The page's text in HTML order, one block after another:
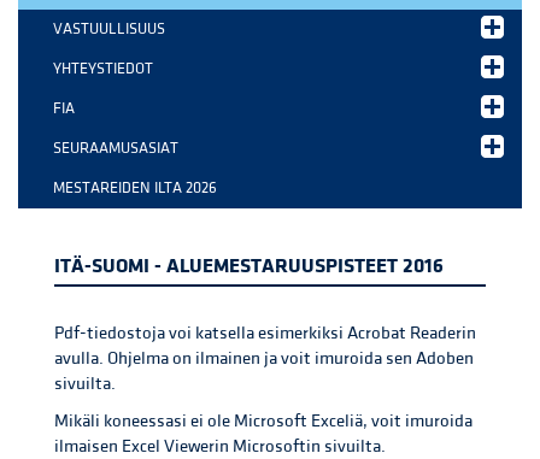
VASTUULLISUUS
YHTEYSTIEDOT
FIA
SEURAAMUSASIAT
MESTAREIDEN ILTA 2026
ITÄ-SUOMI - ALUEMESTARUUSPISTEET 2016
Pdf-tiedostoja voi katsella esimerkiksi Acrobat Readerin
avulla. Ohjelma on ilmainen ja voit imuroida sen Adoben
sivuilta.
Mikäli koneessasi ei ole Microsoft Exceliä, voit imuroida
ilmaisen Excel Viewerin Microsoftin sivuilta.